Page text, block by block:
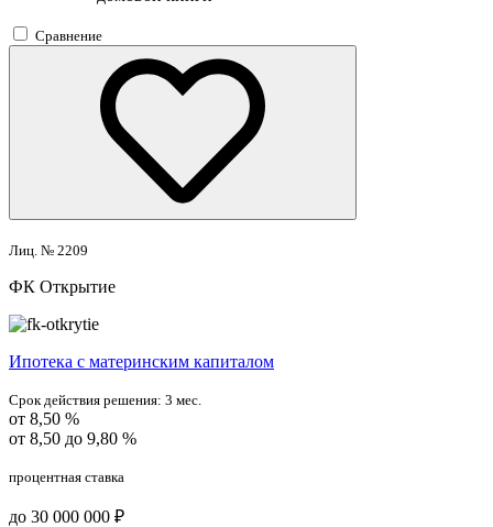
Сравнение
Лиц. № 2209
ФК Открытие
Ипотека с материнским капиталом
Срок действия решения: 3 мес.
от 8,50 %
от 8,50 до 9,80 %
процентная ставка
до 30 000 000 ₽